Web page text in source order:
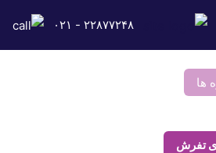
۲۲۸۷۷۲۴۸ - ۰۲۱
ها
تفرش